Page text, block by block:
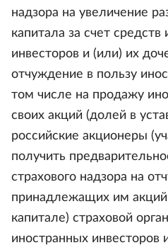
надзора на увеличение
капитала за счет средств
инвесторов и (или) их
отчуждение в пользу
том числе на продажу
своих акций (долей в
российские акционеры
получить
страхового надзора на
принадлежащих им акций
капитале) страховой
иностранных инвесторов